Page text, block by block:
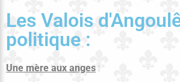
Les Valois
politique :
Une mère aux anges :